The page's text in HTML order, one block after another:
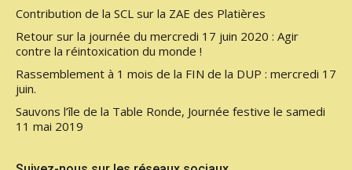
Contribution de la SCL sur la ZAE des Platières
Retour sur la journée du mercredi 17 juin 2020 : Agir
contre la réintoxication du monde !
Rassemblement à 1 mois de la FIN de la DUP : mercredi 17
juin.
Sauvons l’île de la Table Ronde, Journée festive le samedi
11 mai 2019